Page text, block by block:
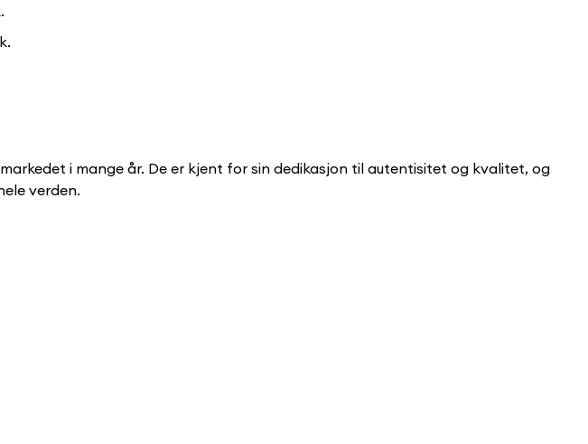
i mange år. De er kjent for sin dedikasjon til autentisitet og kvalitet, og
verden.